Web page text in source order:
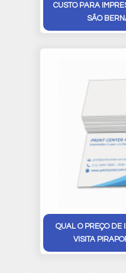
CUSTO PARA
SÃO
QUAL O PREÇO DE
VISITA